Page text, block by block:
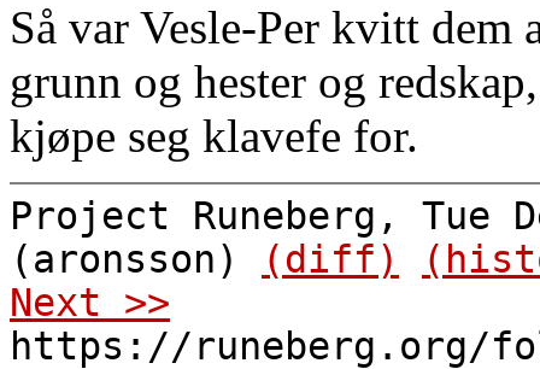
Så var Vesle-Per kvitt dem
grunn og hester og
kjøpe seg klavefe for.
Project Runeberg, Tue
(aronsson)
(diff)
Next >>
https://runeberg.org/